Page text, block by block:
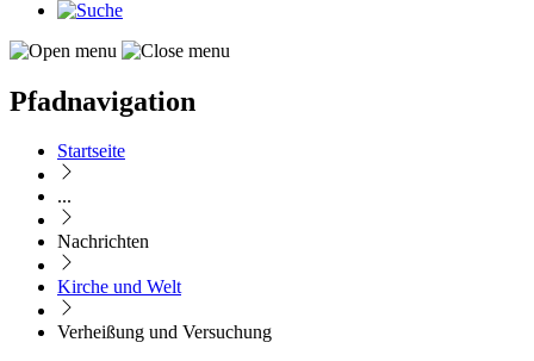
Pfadnavigation
Startseite
...
Nachrichten
Kirche und Welt
Verheißung und Versuchung